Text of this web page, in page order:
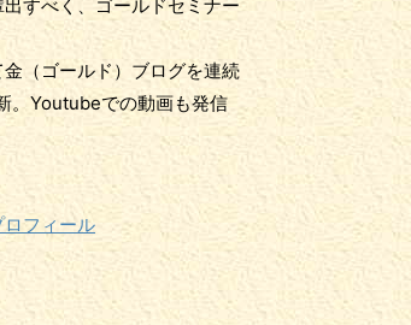
すべく、ゴールドセミナー
（ゴールド）ブログを連続
。Youtubeでの動画も発信
ロフィール